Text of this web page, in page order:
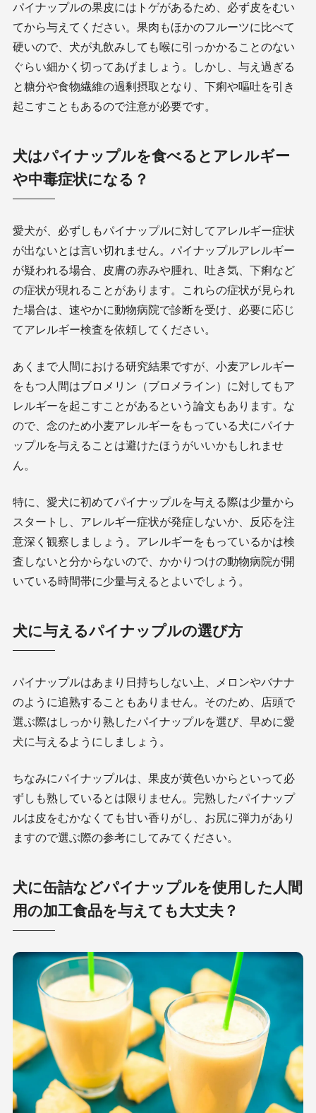
パイナップルの果皮にはトゲがあるため、必ず皮をむい
てから与えてください。果肉もほかのフルーツに比べて
硬いので、犬が丸飲みしても喉に引っかかることのない
ぐらい細かく切ってあげましょう。しかし、与え過ぎる
と糖分や食物繊維の過剰摂取となり、下痢や嘔吐を引き
起こすこともあるので注意が必要です。
犬はパイナップルを食べるとアレルギー
や中毒症状になる？
愛犬が、必ずしもパイナップルに対してアレルギー症状
が出ないとは言い切れません。パイナップルアレルギー
が疑われる場合、皮膚の赤みや腫れ、吐き気、下痢など
の症状が現れることがあります。これらの症状が見られ
た場合は、速やかに動物病院で診断を受け、必要に応じ
てアレルギー検査を依頼してください。
あくまで人間における研究結果ですが、小麦アレルギー
をもつ人間はブロメリン（ブロメライン）に対してもア
レルギーを起こすことがあるという論文もあります。な
ので、念のため小麦アレルギーをもっている犬にパイナ
ップルを与えることは避けたほうがいいかもしれませ
ん。
特に、愛犬に初めてパイナップルを与える際は少量から
スタートし、アレルギー症状が発症しないか、反応を注
意深く観察しましょう。アレルギーをもっているかは検
査しないと分からないので、かかりつけの動物病院が開
いている時間帯に少量与えるとよいでしょう。
犬に与えるパイナップルの選び方
パイナップルはあまり日持ちしない上、メロンやバナナ
のように追熟することもありません。そのため、店頭で
選ぶ際はしっかり熟したパイナップルを選び、早めに愛
犬に与えるようにしましょう。
ちなみにパイナップルは、果皮が黄色いからといって必
ずしも熟しているとは限りません。完熟したパイナップ
ルは皮をむかなくても甘い香りがし、お尻に弾力があり
ますので選ぶ際の参考にしてみてください。
犬に缶詰などパイナップルを使用した人間
用の加工食品を与えても大丈夫？